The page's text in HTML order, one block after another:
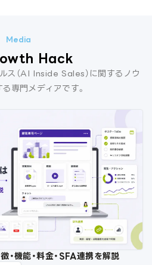
Hack
ス（AI Inside Sales）に関するノウ
専門メディアです。
機能・料金・SFA連携を解説